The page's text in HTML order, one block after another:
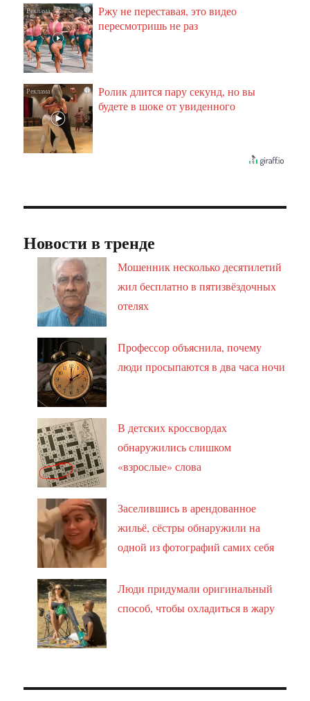
i
Ржу не переставая, это видео
пересмотришь не раз
i
Ролик длится пару секунд, но вы
будете в шоке от увиденного
Новости в тренде
Мошенник несколько десятилетий
жил бесплатно в пятизвёздочных
отелях
Профессор объяснила, почему
люди просыпаются в два часа ночи
В детских кроссвордах
обнаружились слишком
«взрослые» слова
Заселившись в арендованное
жильё, сёстры обнаружили на
одной из фотографий самих себя
Люди придумали оригинальный
способ, чтобы охладиться в жару